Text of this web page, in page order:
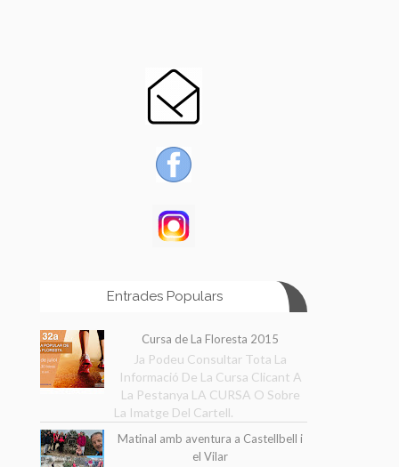
Entrades Populars
Cursa de La Floresta 2015
Ja Podeu Consultar Tota La
Informació De La Cursa Clicant A
La Pestanya LA CURSA O Sobre
La Imatge Del Cartell.
Matinal amb aventura a Castellbell i
el Vilar